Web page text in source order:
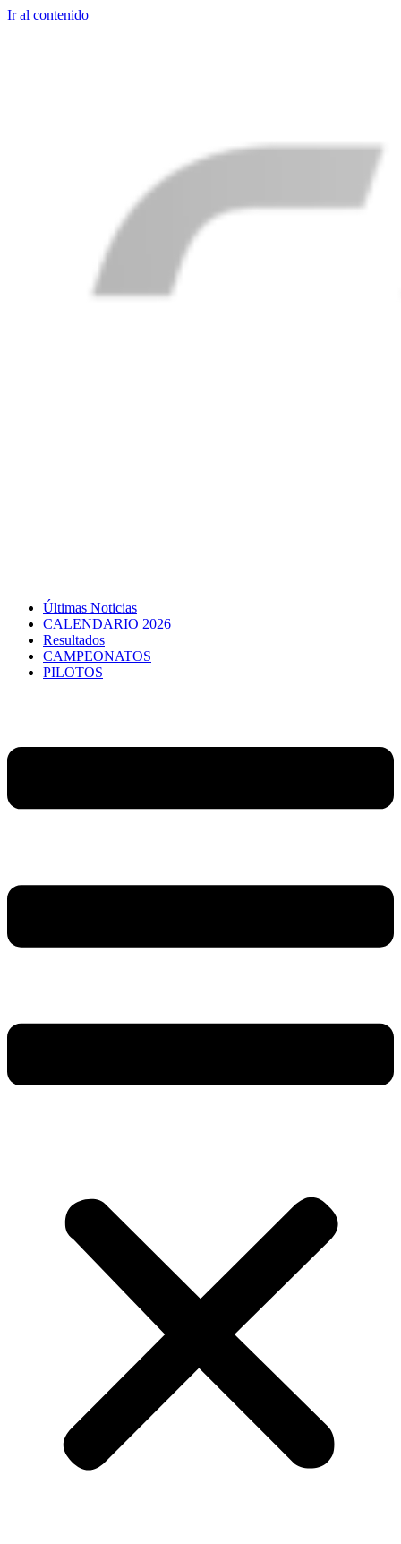
Ir al contenido
Últimas Noticias
CALENDARIO 2026
Resultados
CAMPEONATOS
PILOTOS